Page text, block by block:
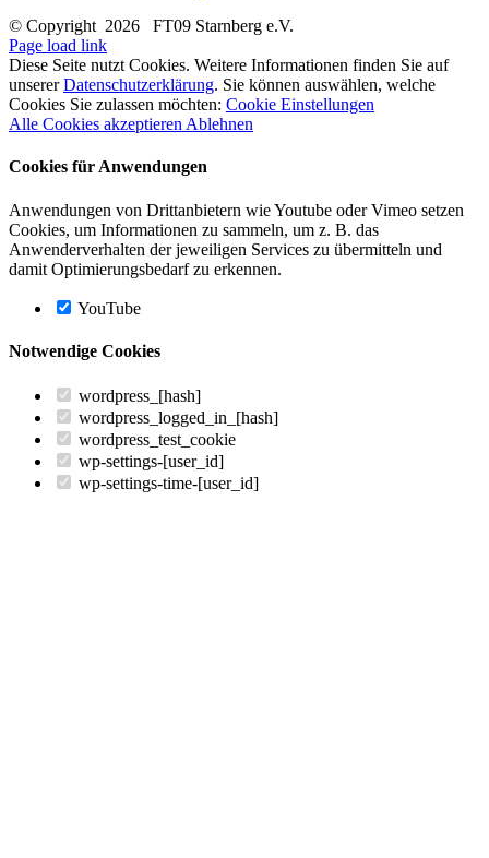
© Copyright 2026 FT09 Starnberg e.V.
Page load link
Diese Seite nutzt Cookies. Weitere Informationen finden Sie auf
unsererDatenschutzerklärung. Sie können auswählen, welche
Cookies Sie zulassen möchten: Cookie Einstellungen
Alle Cookies akzeptieren Ablehnen
Cookies für Anwendungen
Anwendungen von Drittanbietern wie Youtube oder Vimeo setzen
Cookies, um Informationen zu sammeln, um z. B. das
Anwenderverhalten der jeweiligen Services zu übermitteln und
damit Optimierungsbedarf zu erkennen.
YouTube
Notwendige Cookies
wordpress_[hash]
wordpress_logged_in_[hash]
wordpress_test_cookie
wp-settings-[user_id]
wp-settings-time-[user_id]